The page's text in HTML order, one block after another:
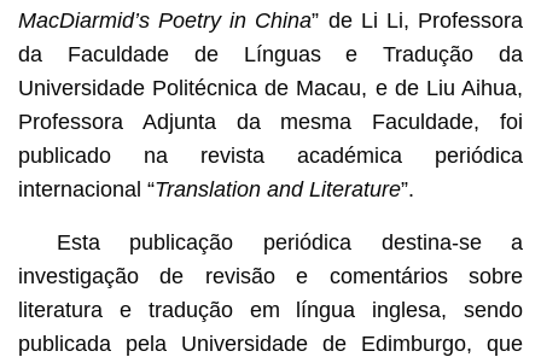
MacDiarmid’s Poetry in China” de Li Li, Professora
da Faculdade de Línguas e Tradução da
Universidade Politécnica de Macau, e de Liu Aihua,
Professora Adjunta da mesma Faculdade, foi
publicado na revista académica periódica
internacional “Translation and Literature”.
Esta publicação periódica destina-se a
investigação de revisão e comentários sobre
literatura e tradução em língua inglesa, sendo
publicada pela Universidade de Edimburgo, que